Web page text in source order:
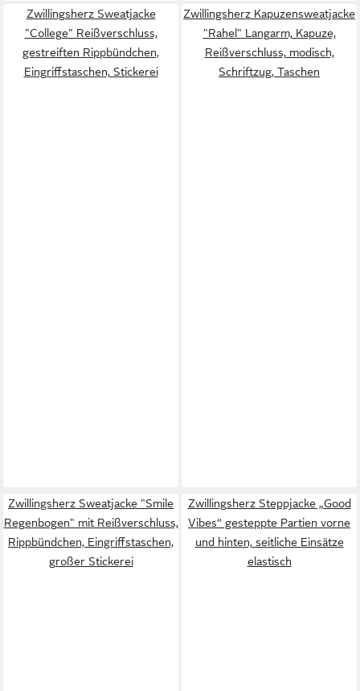
Zwillingsherz Sweatjacke
"College" Reißverschluss,
gestreiften Rippbündchen,
Eingriffstaschen, Stickerei
Zwillingsherz Kapuzensweatjacke
"Rahel" Langarm, Kapuze,
Reißverschluss, modisch,
Schriftzug, Taschen
Zwillingsherz Sweatjacke "Smile
Regenbogen" mit Reißverschluss,
Rippbündchen, Eingriffstaschen,
großer Stickerei
Zwillingsherz Steppjacke „Good
Vibes“ gesteppte Partien vorne
und hinten, seitliche Einsätze
elastisch